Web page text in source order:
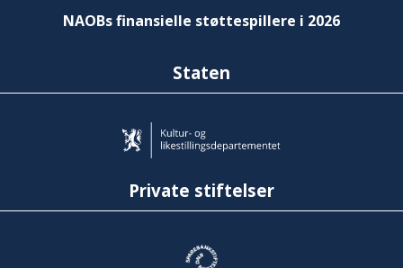
NAOBs finansielle støttespillere i 2026
Staten
Private stiftelser